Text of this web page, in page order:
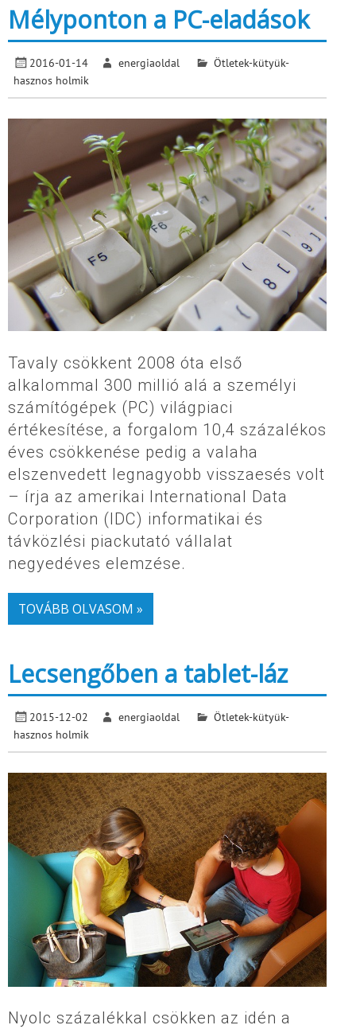
Mélyponton a PC-eladások
2016-01-14 energiaoldal
Ötletek-kütyük-
hasznos holmik
Tavaly csökkent 2008 óta első
alkalommal 300 millió alá a személyi
számítógépek (PC) világpiaci
értékesítése, a forgalom 10,4 százalékos
éves csökkenése pedig a valaha
elszenvedett legnagyobb visszaesés volt
– írja az amerikai International Data
Corporation (IDC) informatikai és
távközlési piackutató vállalat
negyedéves elemzése.
TOVÁBB OLVASOM »
Lecsengőben a tablet-láz
2015-12-02 energiaoldal
Ötletek-kütyük-
hasznos holmik
Nyolc százalékkal csökken az idén a